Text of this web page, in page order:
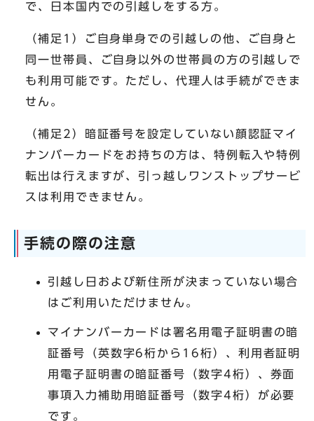
で、日本国内での引越しをする方。
（補足1）ご自身単身での引越しの他、ご自身と
同一世帯員、ご自身以外の世帯員の方の引越しで
も利用可能です。ただし、代理人は手続ができま
せん。
（補足2）暗証番号を設定していない顔認証マイ
ナンバーカードをお持ちの方は、特例転入や特例
転出は行えますが、引っ越しワンストップサービ
スは利用できません。
手続の際の注意
引越し日および新住所が決まっていない場合
はご利用いただけません。
マイナンバーカードは署名用電子証明書の暗
証番号（英数字6桁から16桁）、利用者証明
用電子証明書の暗証番号（数字4桁）、券面
事項入力補助用暗証番号（数字4桁）が必要
です。